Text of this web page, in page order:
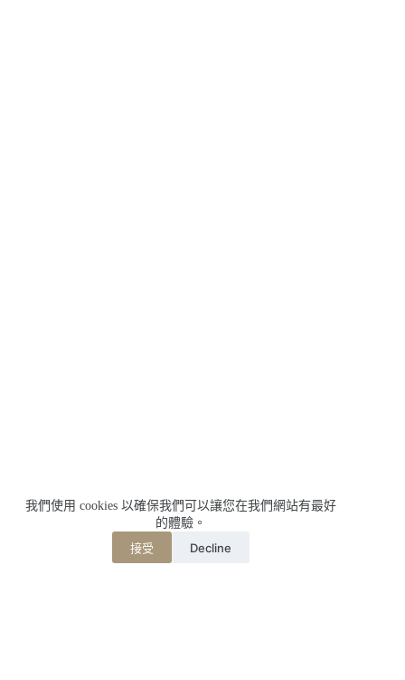
我們使用 cookies 以確保我們可以讓您在我們網站有最好
的體驗。
接受 Decline